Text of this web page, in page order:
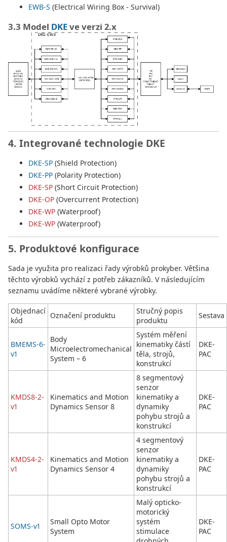
EWB-S (Electrical Wiring Box - Survival)
3.3 Model DKEve verzi 2.x
4. Integrované technologie DKE
DKE-SP (Shield Protection)
DKE-PP (Polarity Protection)
DKE-SP (Short Circuit Protection)
DKE-OP (Overcurrent Protection)
DKE-WP (Waterproof)
DKE-WP (Waterproof)
5. Produktové konfigurace
Sada je využita pro realizaci řady výrobků prokyber. Většina
těchto výrobků vychází z potřeb zákazníků. V následujícím
seznamu uvádíme některé vybrané výrobky.
Objednací
kód
Označení produktu
Stručný popis
produktu
Sestava
BMEMS-6-
v1
Body
Microelectromechanical
System – 6
Systém měření
kinematiky částí
těla, strojů,
konstrukcí
DKE-
PAC
KMDS8-2-
v1
Kinematics and Motion
Dynamics Sensor 8
8 segmentový
senzor
kinematiky a
dynamiky
pohybu strojů a
konstrukcí
DKE-
PAC
KMDS4-2-
v1
Kinematics and Motion
Dynamics Sensor 4
4 segmentový
senzor
kinematiky a
dynamiky
pohybu strojů a
konstrukcí
DKE-
PAC
SOMS-v1
Small Opto Motor
System
Malý opticko-
motorický
systém
stimulace
DKE-
PAC